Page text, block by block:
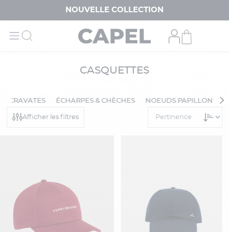
NOUVELLE COLLECTION
CASQUETTES
CRAVATES ÉCHARPES & CHÈCHES NOEUDS PAPILLON
Afficher les filtres